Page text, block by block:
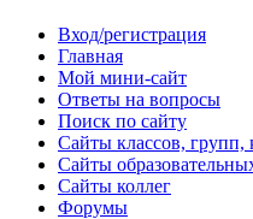
Вход/регистрация
Главная
Мой мини-сайт
Ответы на вопросы
Поиск по сайту
Сайты классов, групп,
Сайты
Сайты коллег
Форумы